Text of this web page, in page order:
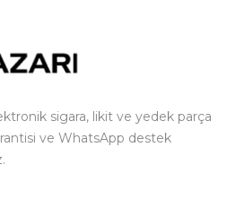
sigara, likit ve yedek parça
ve WhatsApp destek